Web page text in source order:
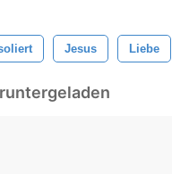
Jesus Liebe